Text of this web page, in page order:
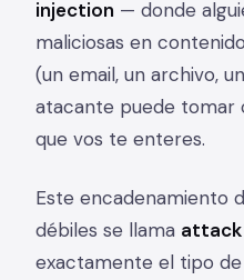
injection — donde
maliciosas en
(un email, un archivo,
atacante puede tomar
que vos te enteres.
Este encadenamiento
débiles se llama attack
exactamente el tipo de